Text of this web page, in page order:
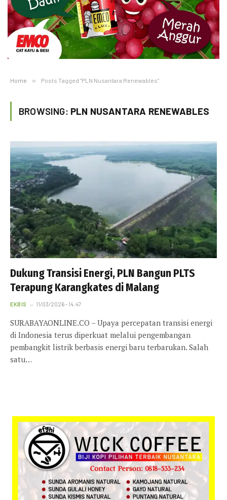
Home » Posts Tagged "PLN Nusantara Renewables"
BROWSING: PLN NUSANTARA RENEWABLES
Dukung Transisi Energi, PLN Bangun PLTS
Terapung Karangkates di Malang
EKBIS 11/03/2026 - 14:47
SURABAYAONLINE.CO – Upaya percepatan transisi energi
di Indonesia terus diperkuat melalui pengembangan
pembangkit listrik berbasis energi baru terbarukan. Salah
satu…